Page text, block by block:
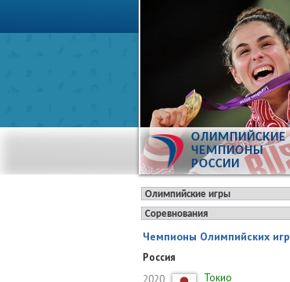
ОЛИМПИЙСКИЕ
ЧЕМПИОНЫ
РОССИИ
Чемпионы Олимпийских игр
Россия
2020
Токио